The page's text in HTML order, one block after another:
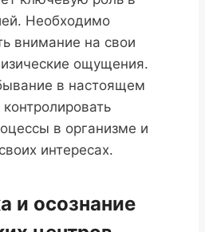
Необходимо
внимание на свои
ощущения.
в настоящем
в организме и
интересах.
и осознание